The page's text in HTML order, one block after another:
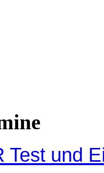
Test und